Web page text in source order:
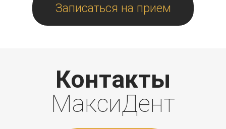
Записаться на прием
Контакты
МаксиДент